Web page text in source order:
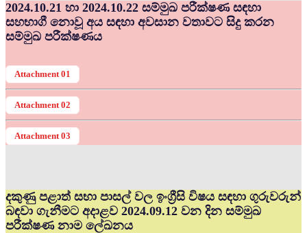
2024.10.21 හා 2024.10.22 සම්මුඛ පරීක්ෂණ සඳහා
සහභාගී නොවූ අය සඳහා අවසාන වතාවට සිදු කරන
සම්මුඛ පරීක්ෂණය
Attachment 01
Attachment 02
Attachment 03
දකුණු පළාත් සභා පාසල් වල ඉංග්‍රීසි විෂය සඳහා ගුරුවරුන්
බඳවා ගැනීමට අදාළව 2024.09.12 වන දින සම්මුඛ
පරීක්ෂණ නාම ලේඛනය